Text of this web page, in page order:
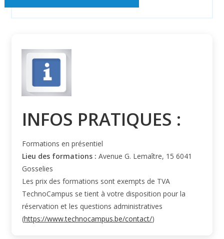
INFOS PRATIQUES :
Formations en présentiel
Lieu des formations : Avenue G. Lemaître, 15 6041
Gosselies
Les prix des formations sont exempts de TVA
TechnoCampus se tient à votre disposition pour la
réservation et les questions administratives
(https://www.technocampus.be/contact/)